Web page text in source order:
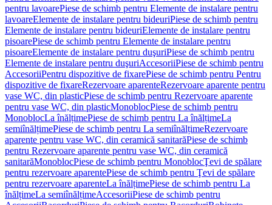
pentru lavoarePiese de schimb pentru Elemente de instalare pentru
lavoareElemente de instalare pentru bideuriPiese de schimb pentru
Elemente de instalare pentru bideuriElemente de instalare pentru
pisoarePiese de schimb pentru Elemente de instalare pentru
pisoareElemente de instalare pentru duşuriPiese de schimb pentru
Elemente de instalare pentru duşuriAccesoriiPiese de schimb pentru
AccesoriiPentru dispozitive de fixarePiese de schimb pentru Pentru
dispozitive de fixareRezervoare aparenteRezervoare aparente pentru
vase WC, din plasticPiese de schimb pentru Rezervoare aparente
pentru vase WC, din plasticMonoblocPiese de schimb pentru
MonoblocLa înălțimePiese de schimb pentru La înălțimeLa
semiînălțimePiese de schimb pentru La semiînălțimeRezervoare
aparente pentru vase WC, din ceramică sanitarăPiese de schimb
pentru Rezervoare aparente pentru vase WC, din ceramică
sanitarăMonoblocPiese de schimb pentru MonoblocŢevi de spălare
pentru rezervoare aparentePiese de schimb pentru Ţevi de spălare
pentru rezervoare aparenteLa înălțimePiese de schimb pentru La
înălțimeLa semiînălțimeAccesoriiPiese de schimb pentru